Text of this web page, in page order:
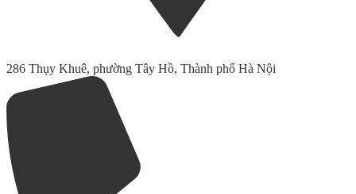
286 Thụy Khuê, phường Tây Hồ, Thành phố Hà Nội